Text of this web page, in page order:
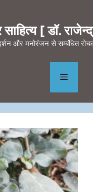
[ डॉ.
और मनोरंजन से सम्बंधित
Menu